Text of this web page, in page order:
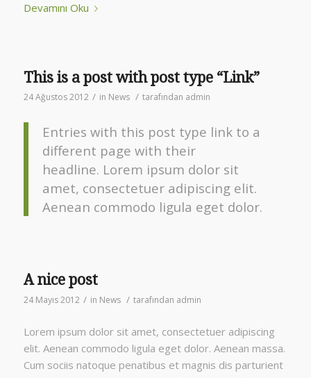
Devamını Oku
This is a post with post type “Link”
24 Ağustos 2012 / in News / tarafından admin
Entries with this post type link to a
different page with their
headline. Lorem ipsum dolor sit
amet, consectetuer adipiscing elit.
Aenean commodo ligula eget dolor.
A nice post
24 Mayıs 2012 / in News / tarafından admin
Lorem ipsum dolor sit amet, consectetuer adipiscing
elit. Aenean commodo ligula eget dolor. Aenean massa.
Cum sociis natoque penatibus et magnis dis parturient